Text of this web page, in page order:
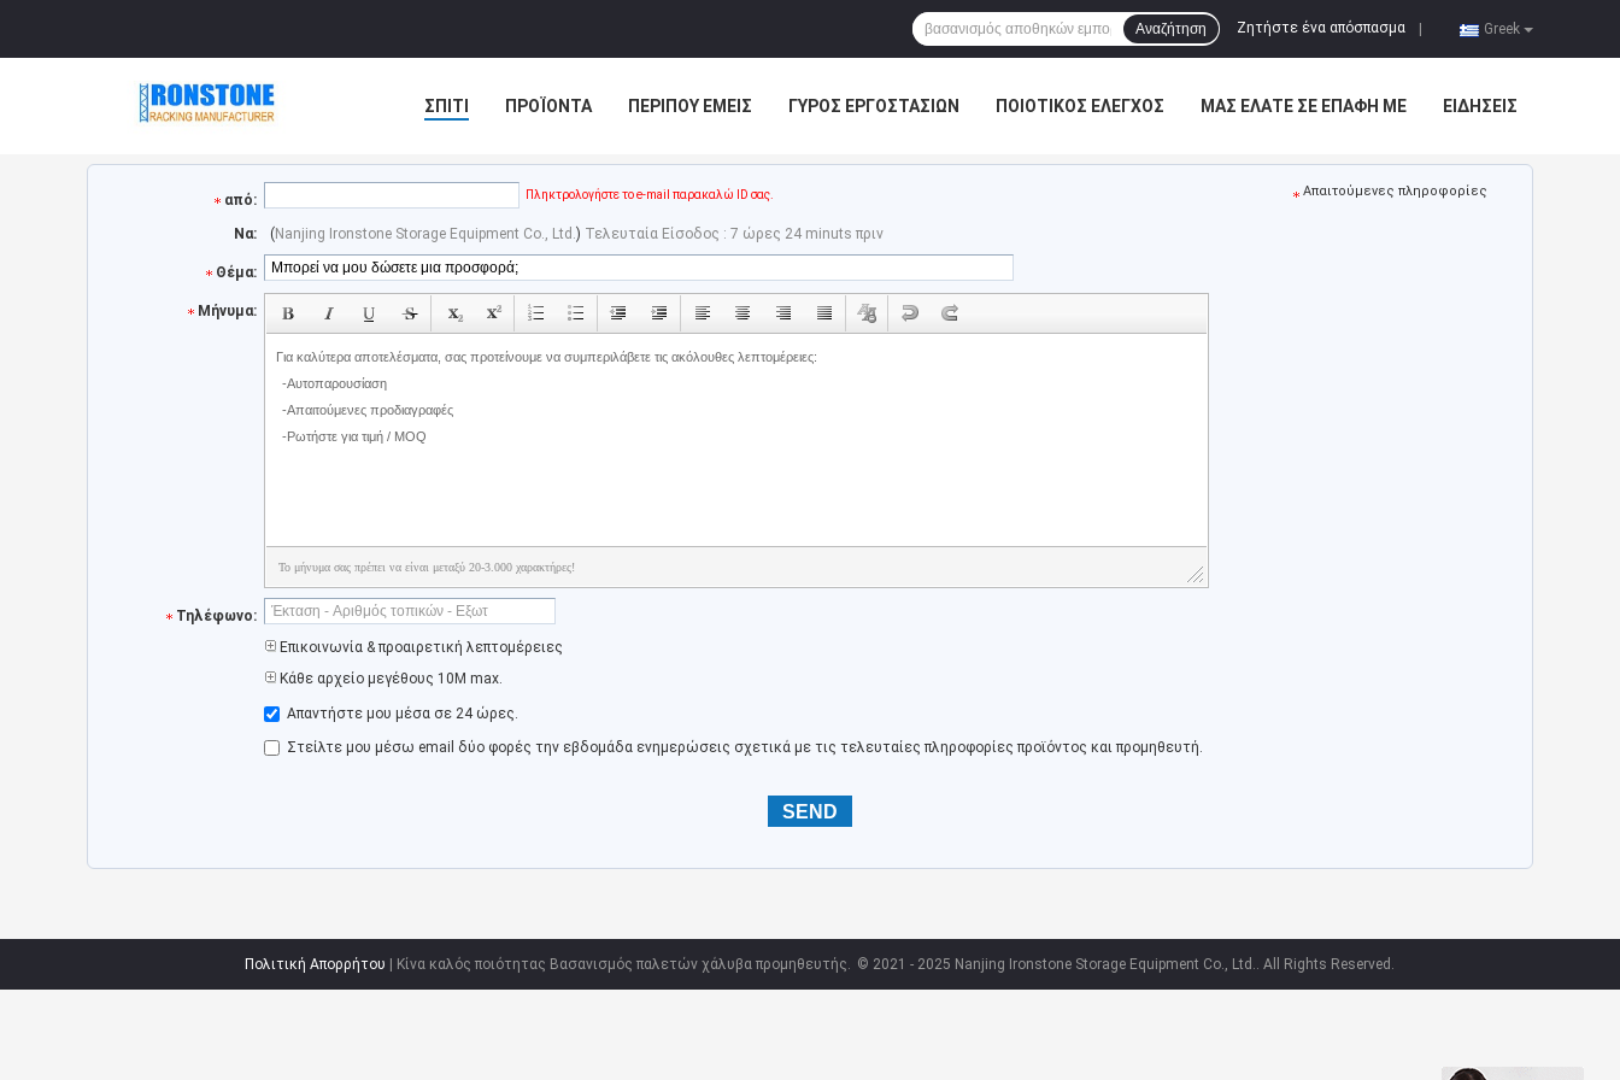
Greek
Ζητήστε ένα απόσπασμα
Αναζήτηση
ΣΠΊΤΙ ΠΡΟΪΌΝΤΑ ΠΕΡΊΠΟΥ ΕΜΕΊΣ ΓΎΡΟΣ ΕΡΓΟΣΤΑΣΊΩΝ ΠΟΙΟΤΙΚΌΣ ΈΛΕΓΧΟΣ ΜΑΣ ΕΛΆΤΕ ΣΕ ΕΠΑΦΉ ΜΕ ΕΙΔΉΣΕΙΣ
ΠΕΡΙΠΤΏΣΕΙΣ
από: Πληκτρολογήστε το e-mail παρακαλώ ID σας. Απαιτούμενες πληροφορίες
Να: ( Nanjing Ironstone Storage Equipment Co., Ltd.) Τελευταία Είσοδος : 7 ώρες 24 minuts πριν
Θέμα:
Μήνυμα:
Το μήνυμα σας πρέπει να είναι μεταξύ 20-3.000 χαρακτήρες!
Τηλέφωνο:
Επικοινωνία & προαιρετική λεπτομέρειες
Κάθε αρχείο μεγέθους 10M max.
Απαντήστε μου μέσα σε 24 ώρες.
Στείλτε μου μέσω email δύο φορές την εβδομάδα ενημερώσεις σχετικά με τις τελευταίες πληροφορίες προϊόντος και προμηθευτή.
Πολιτική Απορρήτου | Κίνα καλός ποιότητας Βασανισμός παλετών χάλυβα προμηθευτής. © 2021 - 2025 Nanjing Ironstone Storage Equipment Co., Ltd.. All Rights Reserved.